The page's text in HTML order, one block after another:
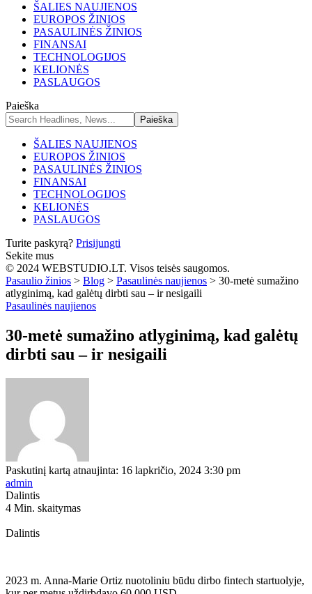
ŠALIES NAUJIENOS
EUROPOS ŽINIOS
PASAULINĖS ŽINIOS
FINANSAI
TECHNOLOGIJOS
KELIONĖS
PASLAUGOS
Paieška
ŠALIES NAUJIENOS
EUROPOS ŽINIOS
PASAULINĖS ŽINIOS
FINANSAI
TECHNOLOGIJOS
KELIONĖS
PASLAUGOS
Turite paskyrą? Prisijungti
Sekite mus
© 2024 WEBSTUDIO.LT. Visos teisės saugomos.
Pasaulio žinios > Blog > Pasaulinės naujienos > 30-metė sumažino
atlyginimą, kad galėtų dirbti sau – ir nesigaili
Pasaulinės naujienos
30-metė sumažino atlyginimą, kad galėtų
dirbti sau – ir nesigaili
Paskutinį kartą atnaujinta: 16 lapkričio, 2024 3:30 pm
admin
Dalintis
4 Min. skaitymas
Dalintis
2023 m. Anna-Marie Ortiz nuotoliniu būdu dirbo fintech startuolyje,